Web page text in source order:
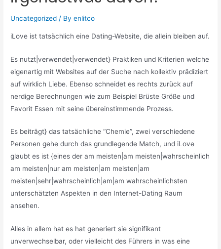
Uncategorized / Byenlitco
iLove ist tatsächlich eine Dating-Website, die allein bleiben auf.
Es nutzt|verwendet|verwendet} Praktiken und Kriterien welche
eigenartig mit Websites auf der Suche nach kollektiv prädiziert
auf wirklich Liebe. Ebenso schneidet es rechts zurück auf
nerdige Berechnungen wie zum Beispiel Brüste Größe und
Favorit Essen mit seine übereinstimmende Prozess.
Es beiträgt} das tatsächliche “Chemie”, zwei verschiedene
Personen gehe durch das grundlegende Match, und iLove
glaubt es ist {eines der am meisten|am meisten|wahrscheinlich
am meisten|nur am meisten|am meisten|am
meisten|sehr|wahrscheinlich|am|am wahrscheinlichsten
unterschätzten Aspekten in den Internet-Dating Raum
ansehen.
Alles in allem hat es hat generiert sie signifikant
unverwechselbar, oder vielleicht des Führers in was eine